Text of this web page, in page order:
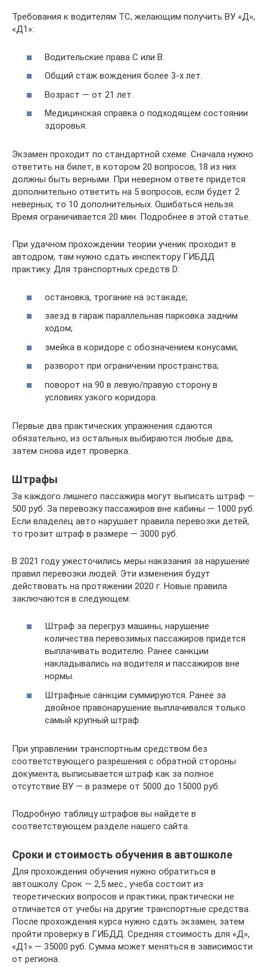
Требования к водителям ТС, желающим получить ВУ «Д»,
«Д1»:
Водительские права С или B.
Общий стаж вождения более 3-х лет.
Возраст — от 21 лет.
Медицинская справка о подходящем состоянии
здоровья.
Экзамен проходит по стандартной схеме. Сначала нужно
ответить на билет, в котором 20 вопросов, 18 из них
должны быть верными. При неверном ответе придется
дополнительно ответить на 5 вопросов, если будет 2
неверных, то 10 дополнительных. Ошибаться нельзя.
Время ограничивается 20 мин. Подробнее в этой статье.
При удачном прохождении теории ученик проходит в
автодром, там нужно сдать инспектору ГИБДД
практику. Для транспортных средств D:
остановка, трогание на эстакаде;
заезд в гараж параллельная парковка задним
ходом;
змейка в коридоре с обозначением конусами;
разворот при ограничении пространства;
поворот на 90 в левую/правую сторону в
условиях узкого коридора.
Первые два практических упражнения сдаются
обязательно, из остальных выбираются любые два,
затем снова идет проверка.
Штрафы
За каждого лишнего пассажира могут выписать штраф —
500 руб. За перевозку пассажиров вне кабины — 1000 руб.
Если владелец авто нарушает правила перевозки детей,
то грозит штраф в размере — 3000 руб.
В 2021 году ужесточились меры наказания за нарушение
правил перевозки людей. Эти изменения будут
действовать на протяжении 2020 г. Новые правила
заключаются в следующем:
Штраф за перегруз машины, нарушение
количества перевозимых пассажиров придется
выплачивать водителю. Ранее санкции
накладывались на водителя и пассажиров вне
нормы.
Штрафные санкции суммируются. Ранее за
двойное правонарушение выплачивался только
самый крупный штраф.
При управлении транспортным средством без
соответствующего разрешения с обратной стороны
документа, выписывается штраф как за полное
отсутствие ВУ — в размере от 5000 до 15000 руб.
Подробную таблицу штрафов вы найдете в
соответствующем разделе нашего сайта.
Сроки и стоимость обучения в автошколе
Для прохождения обучения нужно обратиться в
автошколу. Срок — 2,5 мес., учеба состоит из
теоретических вопросов и практики, практически не
отличается от учебы на другие транспортные средства.
После прохождения курса нужно сдать экзамен, затем
пройти проверку в ГИБДД. Средняя стоимость для «Д»,
«Д1» — 35000 руб. Сумма может меняться в зависимости
от региона.